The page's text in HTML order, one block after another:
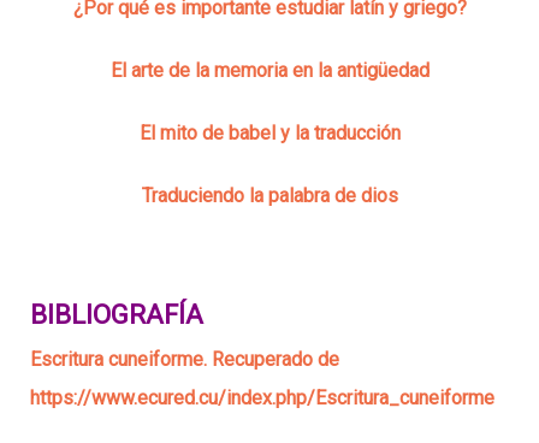
¿Por qué es importante estudiar latín y griego?
El arte de la memoria en la antigüedad
El mito de babel y la traducción
Traduciendo la palabra de dios
BIBLIOGRAFÍA
Escritura cuneiforme. Recuperado de
https://www.ecured.cu/index.php/Escritura_cuneiforme